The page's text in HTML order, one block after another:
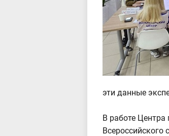
эти данные
В работе
Всероссийского